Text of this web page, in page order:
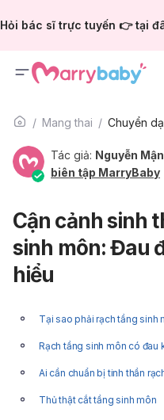
Hỏi bác sĩ trực tuyến 👉 tại
Mang thai Chuyển
Tác giả: Nguyễn Mận
biên tập MarryBaby
Cận cảnh sinh
sinh môn: Đau
hiểu
Tại sao phải rạch tầng sinh
Rạch tầng sinh môn có đau
Ai cần chuẩn bị tinh thần
Thủ thật cắt tầng sinh môn